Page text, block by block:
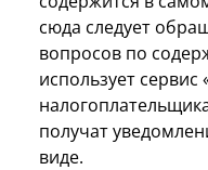
сюда следует
вопросов по
использует
получат
виде.